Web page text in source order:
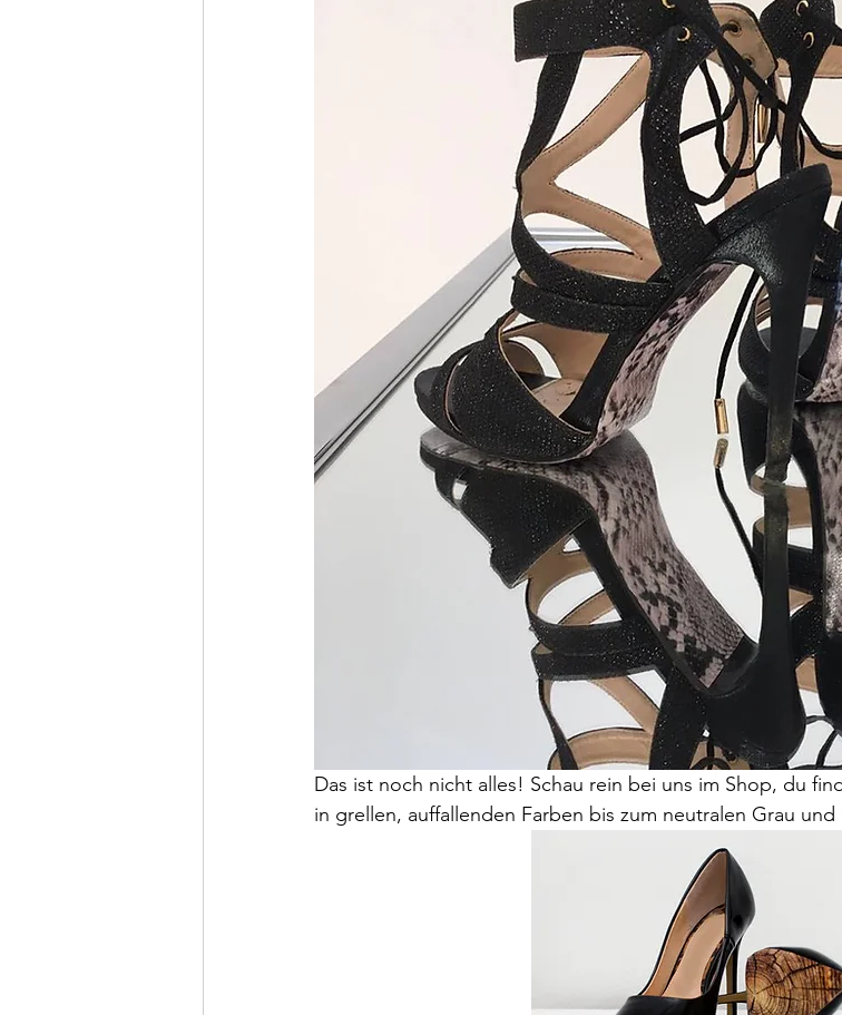
Das ist noch nicht alles! Schau rein bei uns im Shop, du
in grellen, auffallenden Farben bis zum neutralen Grau und